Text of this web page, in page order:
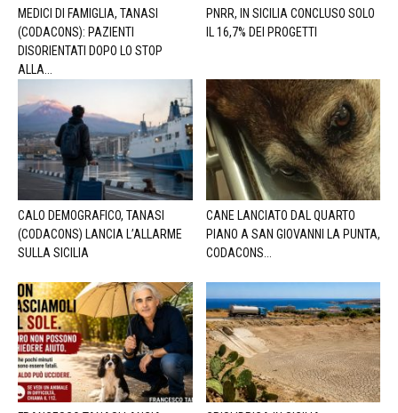
MEDICI DI FAMIGLIA, TANASI
(CODACONS): PAZIENTI
DISORIENTATI DOPO LO STOP
ALLA...
PNRR, IN SICILIA CONCLUSO SOLO
IL 16,7% DEI PROGETTI
CALO DEMOGRAFICO, TANASI
(CODACONS) LANCIA L’ALLARME
SULLA SICILIA
CANE LANCIATO DAL QUARTO
PIANO A SAN GIOVANNI LA PUNTA,
CODACONS...